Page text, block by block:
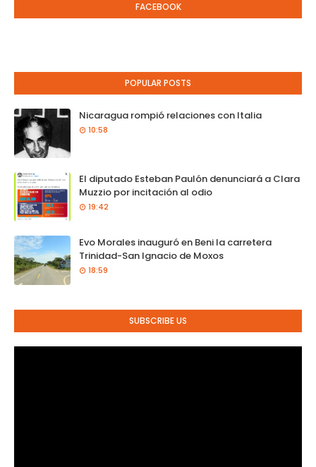
FACEBOOK
POPULAR POSTS
Nicaragua rompió relaciones con Italia
10:58
El diputado Esteban Paulón denunciará a Clara
Muzzio por incitación al odio
19:42
Evo Morales inauguró en Beni la carretera
Trinidad-San Ignacio de Moxos
18:59
SUBSCRIBE US